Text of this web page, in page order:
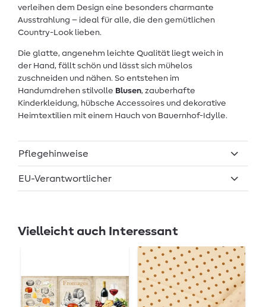
verleihen dem Design eine besonders charmante
Ausstrahlung – ideal für alle, die den gemütlichen
Country-Look lieben.
Die glatte, angenehm leichte Qualität liegt weich in
der Hand, fällt schön und lässt sich mühelos
zuschneiden und nähen. So entstehen im
Handumdrehen stilvolle Blusen, zauberhafte
Kinderkleidung, hübsche Accessoires und dekorative
Heimtextilien mit einem Hauch von Bauernhof-Idylle.
Pflegehinweise
EU-Verantwortlicher
Vielleicht auch Interessant